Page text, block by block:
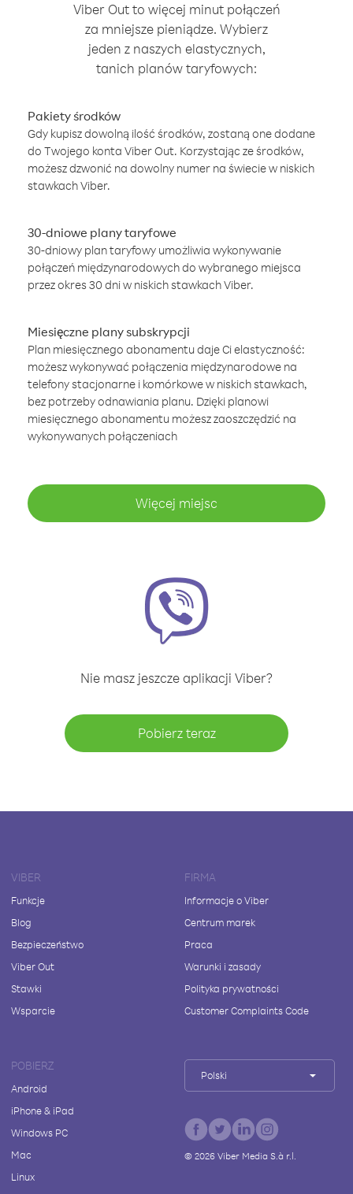
Viber Out to więcej minut połączeń
za mniejsze pieniądze. Wybierz
jeden z naszych elastycznych,
tanich planów taryfowych:
Pakiety środków
Gdy kupisz dowolną ilość środków, zostaną one dodane
do Twojego konta Viber Out. Korzystając ze środków,
możesz dzwonić na dowolny numer na świecie w niskich
stawkach Viber.
30-dniowe plany taryfowe
30-dniowy plan taryfowy umożliwia wykonywanie
połączeń międzynarodowych do wybranego miejsca
przez okres 30 dni w niskich stawkach Viber.
Miesięczne plany subskrypcji
Plan miesięcznego abonamentu daje Ci elastyczność:
możesz wykonywać połączenia międzynarodowe na
telefony stacjonarne i komórkowe w niskich stawkach,
bez potrzeby odnawiania planu. Dzięki planowi
miesięcznego abonamentu możesz zaoszczędzić na
wykonywanych połączeniach
Więcej miejsc
Nie masz jeszcze aplikacji Viber?
Pobierz teraz
VIBER
Funkcje
Blog
Bezpieczeństwo
Viber Out
Stawki
Wsparcie
FIRMA
Informacje o Viber
Centrum marek
Praca
Warunki i zasady
Polityka prywatności
Customer Complaints Code
POBIERZ
Android
iPhone & iPad
Windows PC
Mac
Linux
Polski
© 2026Viber Media S.à r.l.